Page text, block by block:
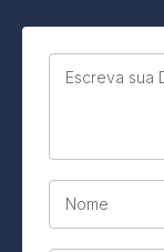
Escreva sua
Nome